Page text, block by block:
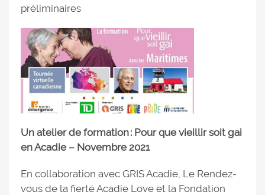
préliminaires
Un atelier de formation : Pour que vieillir soit gai
en Acadie – Novembre 2021
En collaboration avec GRIS Acadie, Le Rendez-
vous de la fierté Acadie Love et la Fondation